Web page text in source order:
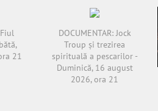
21
DOCUMENTAR: Jock
Troup și trezirea
spirituală a pescarilor -
Duminică, 16 august
2026, ora 21